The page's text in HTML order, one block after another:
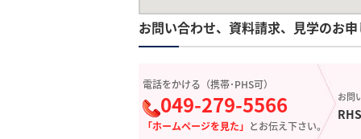
お問い合わせ、資料請求、見学のお
電話をかける（携帯･PHS可）
049-279-5566
「ホームページを見た」 とお伝え下さい。
お問